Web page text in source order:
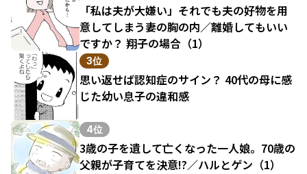
「私は夫が大嫌い」それでも夫の好物を用
意してしまう妻の胸の内／離婚してもいい
ですか？ 翔子の場合（1）
3位
思い返せば認知症のサイン？ 40代の母に感
じた幼い息子の違和感
4位
3歳の子を遺して亡くなった一人娘。70歳の
父親が子育てを決意!?／ハルとゲン（1）